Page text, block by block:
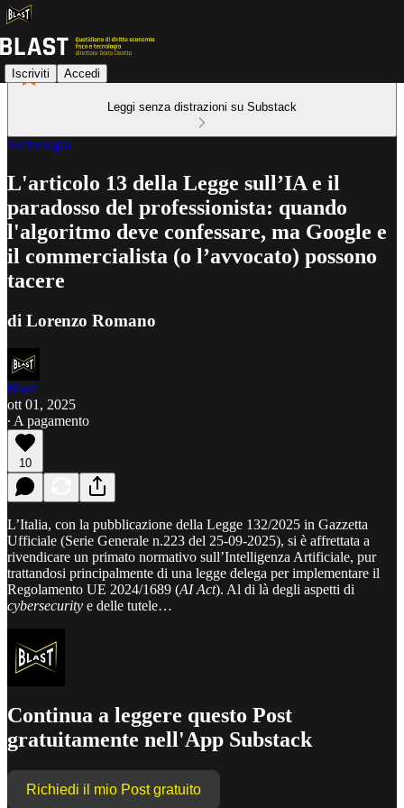
Iscriviti Accedi
Leggi senza distrazioni su Substack
Tecnologia
L'articolo 13 della Legge sull’IA e il
paradosso del professionista: quando
l'algoritmo deve confessare, ma Google e
il commercialista (o l’avvocato) possono
tacere
di Lorenzo Romano
Blast
ott 01, 2025
∙ A pagamento
10
L’Italia, con la pubblicazione della Legge 132/2025 in Gazzetta
Ufficiale (Serie Generale n.223 del 25-09-2025), si è affrettata a
rivendicare un primato normativo sull’Intelligenza Artificiale, pur
trattandosi principalmente di una legge delega per implementare il
Regolamento UE 2024/1689 (AI Act). Al di là degli aspetti di
cybersecurity e delle tutele…
Continua a leggere questo Post
gratuitamente nell'App Substack
Richiedi il mio Post gratuito